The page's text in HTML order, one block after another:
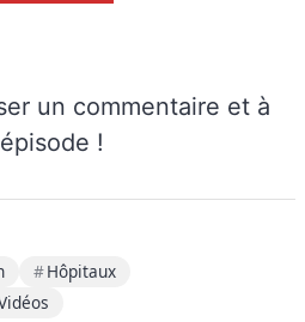
un commentaire et à
!
Hôpitaux